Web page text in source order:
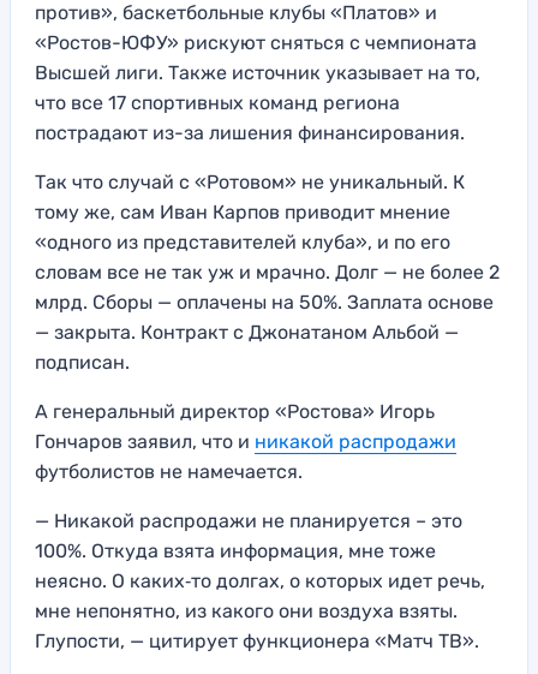
против», баскетбольные клубы «Платов» и
«Ростов-ЮФУ» рискуют сняться с чемпионата
Высшей лиги. Также источник указывает на то,
что все 17 спортивных команд региона
пострадают из-за лишения финансирования.
Так что случай с «Ротовом» не уникальный. К
тому же, сам Иван Карпов приводит мнение
«одного из представителей клуба», и по его
словам все не так уж и мрачно. Долг — не более 2
млрд. Сборы — оплачены на 50%. Заплата основе
— закрыта. Контракт с Джонатаном Альбой —
подписан.
А генеральный директор «Ростова» Игорь
Гончаров заявил, что и никакой распродажи
футболистов не намечается.
— Никакой распродажи не планируется – это
100%. Откуда взята информация, мне тоже
неясно. О каких‑то долгах, о которых идет речь,
мне непонятно, из какого они воздуха взяты.
Глупости, — цитирует функционера «Матч ТВ».